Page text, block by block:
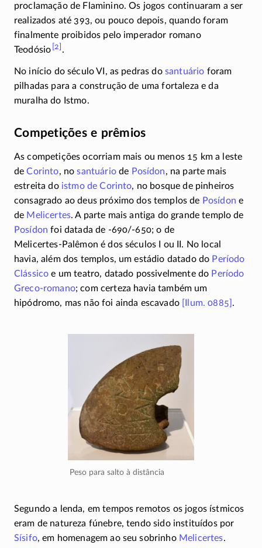
proclamação de Flaminino. Os jogos continuaram a ser
realizados até 393, ou pouco depois, quando foram
finalmente proibidos pelo imperador romano
Teodósio [2] .
No início do século VI, as pedras do santuário foram
pilhadas para a construção de uma fortaleza e da
muralha do Istmo.
Competições e prêmios
As competições ocorriam mais ou menos 15 km a leste
deCorinto, nosantuáriode Posídon, na parte mais
estreita do istmo de Corinto, no bosque de pinheiros
consagrado ao deus próximo dos templos de Posídon e
de Melicertes. A parte mais antiga do grande templo de
Posídon foi datada de -690/-650; o de
Melicertes-Palêmon é dos séculos I ou II. No local
havia, além dos templos, um estádio datado do Período
Clássico e um teatro, datado possivelmente do Período
Greco-romano; com certeza havia também um
hipódromo, mas não foi ainda escavado
[Ilum. 0885] .
Peso para salto à distância
Segundo a lenda, em tempos remotos os jogos ístmicos
eram de natureza fúnebre, tendo sido instituídos por
Sísifo, em homenagem ao seu sobrinho Melicertes.